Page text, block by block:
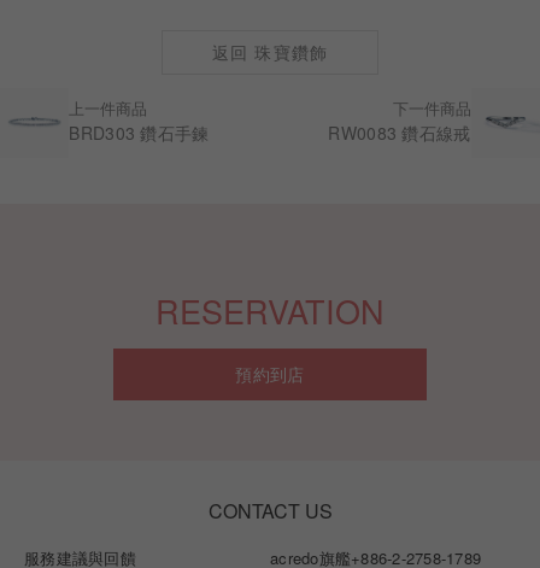
上一件商品
BRD303 鑽石手鍊
下一件商品
RW0083 鑽石線戒
返回 珠寶鑽飾
RESERVATION
預約到店
CONTACT US
服務建議與回饋 acredo旗艦+886-2-2758-1789